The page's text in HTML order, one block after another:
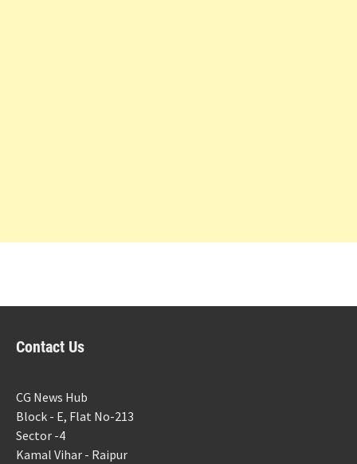
Contact Us
CG News Hub
Block - E, Flat No-213
Sector -4
Kamal Vihar - Raipur